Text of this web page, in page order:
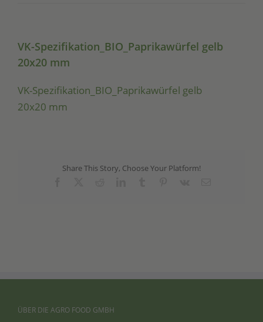
VK-Spezifikation_BIO_Paprikawürfel gelb
20x20 mm
VK-Spe­zi­fi­ka­ti­on_­BIO­_­Pa­pri­ka­wür­fel gelb
20x20 mm
Share This Story, Choose Your Platform!
ÜBER DIE AGRO FOOD GMBH